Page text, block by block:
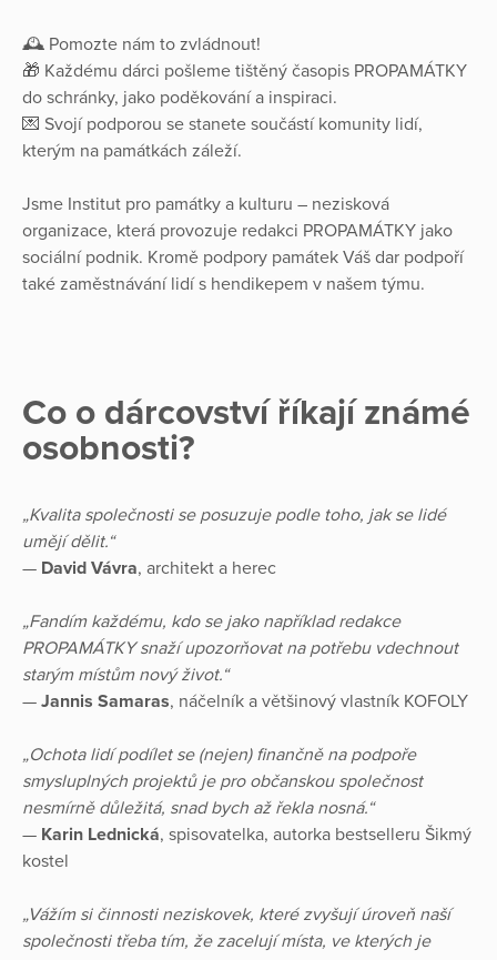
🕰️ Pomozte nám to zvládnout!
🎁 Každému dárci pošleme tištěný časopis PROPAMÁTKY
do schránky, jako poděkování a inspiraci.
💌 Svojí podporou se stanete součástí komunity lidí,
kterým na památkách záleží.
Jsme Institut pro památky a kulturu – nezisková
organizace, která provozuje redakci PROPAMÁTKY jako
sociální podnik. Kromě podpory památek Váš dar podpoří
také zaměstnávání lidí s hendikepem v našem týmu.
Co o dárcovství říkají známé
osobnosti?
„Kvalita společnosti se posuzuje podle toho, jak se lidé
umějí dělit.“
— David Vávra, architekt a herec
„Fandím každému, kdo se jako například redakce
PROPAMÁTKY snaží upozorňovat na potřebu vdechnout
starým místům nový život.“
— Jannis Samaras, náčelník a většinový vlastník KOFOLY
„Ochota lidí podílet se (nejen) finančně na podpoře
smysluplných projektů je pro občanskou společnost
nesmírně důležitá, snad bych až řekla nosná.“
— Karin Lednická, spisovatelka, autorka bestselleru Šikmý
kostel
„Vážím si činnosti neziskovek, které zvyšují úroveň naší
společnosti třeba tím, že zacelují místa, ve kterých je